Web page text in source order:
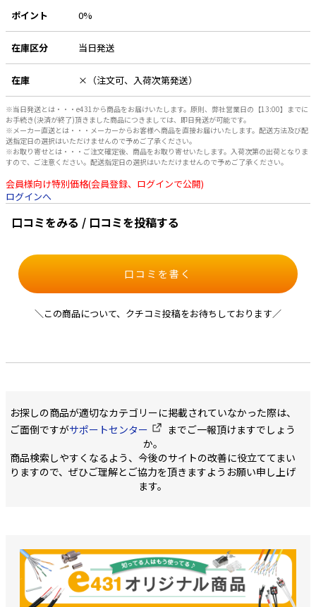
ポイント 0%
在庫区分 当日発送
在庫 ×（注文可、入荷次第発送）
※当日発送とは・・・e431から商品をお届けいたします。原則、弊社営業日の【13:00】までに
お手続き(決済が終了)頂きました商品につきましては、即日発送が可能です。
※メーカー直送とは・・・メーカーからお客様へ商品を直接お届けいたします。配送方法及び配
送指定日の選択はいただけませんので予めご了承ください。
※お取り寄せとは・・・ご注文確定後、商品をお取り寄せいたします。入荷次第の出荷となりま
すので、ご注意ください。配送指定日の選択はいただけませんので予めご了承ください。
会員様向け特別価格(会員登録、ログインで公開)
ログインへ
口コミをみる / 口コミを投稿する
口コミを書く
＼この商品について、クチコミ投稿をお待ちしております／
お探しの商品が適切なカテゴリーに掲載されていなかった際は、
ご面倒ですがサポートセンター
までご一報頂けますでしょう
か。
商品検索しやすくなるよう、今後のサイトの改善に役立ててまい
りますので、ぜひご理解とご協力を頂きますようお願い申し上げ
ます。